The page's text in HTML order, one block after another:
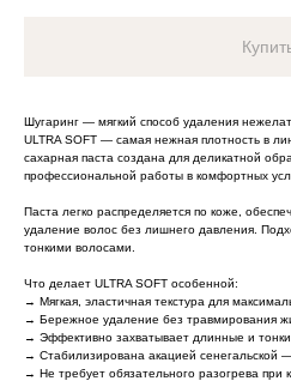
Шугаринг — мягкий способ удаления
ULTRA SOFT — самая нежная плотность в
сахарная паста создана для деликатной
профессиональной работы в комфортных
Паста легко распределяется по коже,
удаление волос без лишнего давления.
тонкими волосами.
Что делает ULTRA SOFT особенной:
→ Мягкая, эластичная текстура для
→ Бережное удаление без травмирования
→ Эффективно захватывает длинные и
→ Стабилизирована акацией сенегальской
→ Не требует обязательного разогрева